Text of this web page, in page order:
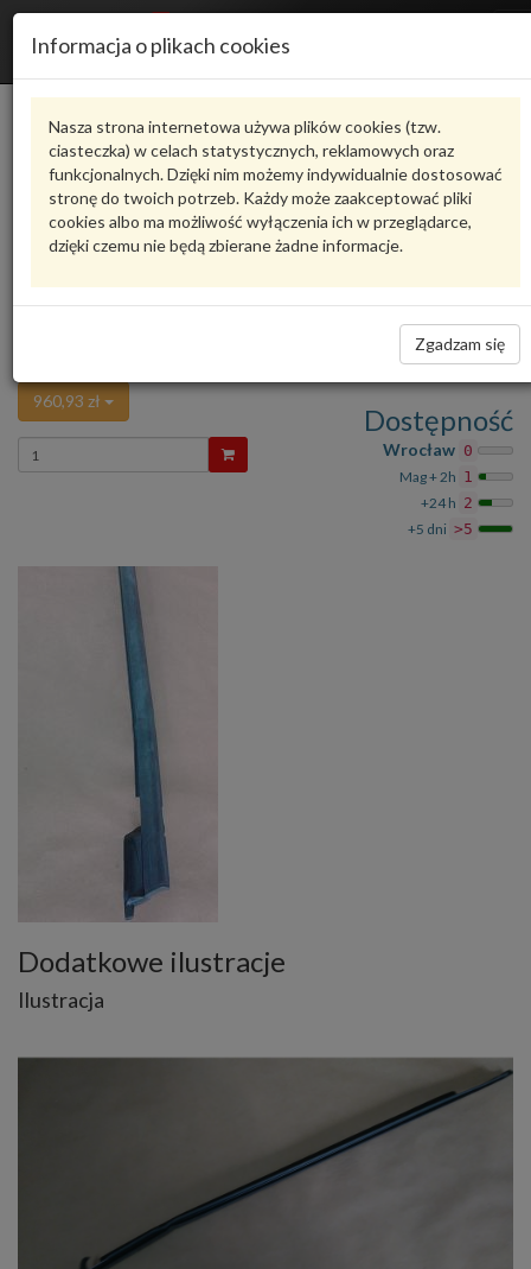
Informacja o plikach cookies
Nasza strona internetowa używa plików cookies (tzw.
ciasteczka) w celach statystycznych, reklamowych oraz
funkcjonalnych. Dzięki nim możemy indywidualnie dostosować
stronę do twoich potrzeb. Każdy może zaakceptować pliki
cookies albo ma możliwość wyłączenia ich w przeglądarce,
dzięki czemu nie będą zbierane żadne informacje.
Zgadzam się
Karta produktu
6R68394785APVAG
VAG - produkt oryginalny VW AUDI SEAT SKODA
USZCZELKA ZGARNIAJĄCA VW Polo 10- 6R
960,93 zł
Wprowadź
ilość
Dostępność
Wrocław 0
Mag + 2h 1
+24 h 2
+5 dni >5
Dodatkowe ilustracje
Ilustracja